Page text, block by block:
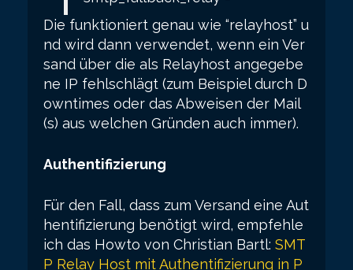
Die funktioniert genau wie “relayhost” u
nd wird dann verwendet, wenn ein Ver
sand über die als Relayhost angegebe
ne IP fehlschlägt (zum Beispiel durch D
owntimes oder das Abweisen der Mail
(s) aus welchen Gründen auch immer).
Authentifizierung
Für den Fall, dass zum Versand eine Aut
hentifizierung benötigt wird, empfehle
ich das Howto von Christian Bartl: SMT
P Relay Host mit Authentifizierung in P